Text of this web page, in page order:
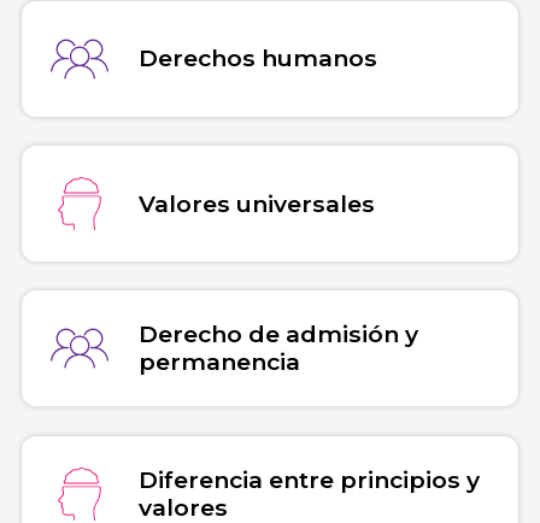
Derechos humanos
Valores universales
Derecho de admisión y
permanencia
Diferencia entre principios y
valores